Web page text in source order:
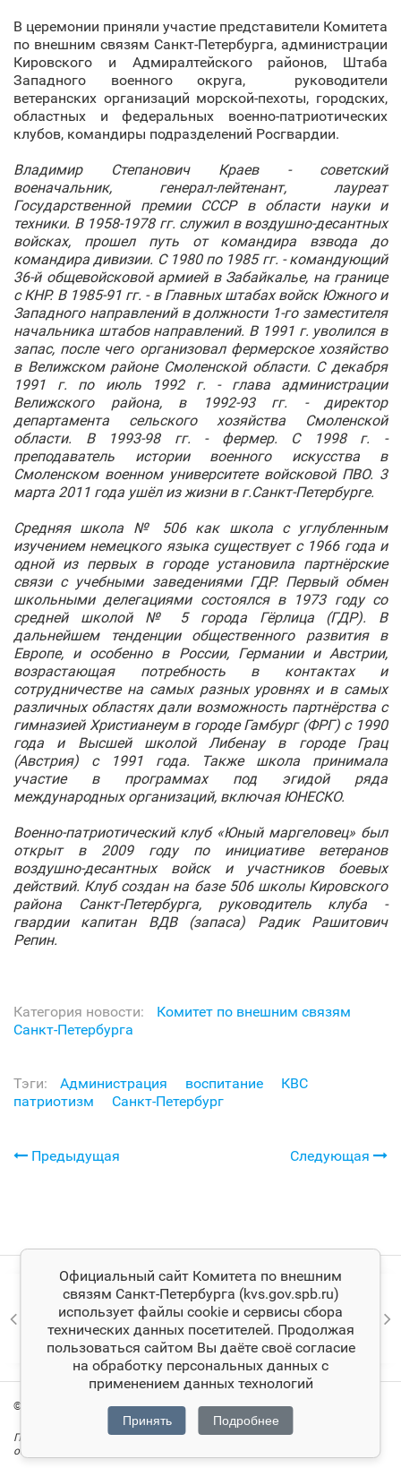
В церемонии приняли участие представители Комитета
по внешним связям Санкт‑Петербурга, администрации
Кировского и Адмиралтейского районов, Штаба
Западного военного округа, руководители
ветеранских организаций морской-пехоты, городских,
областных и федеральных военно-патриотических
клубов, командиры подразделений Росгвардии.
Владимир Степанович Краев - советский
военачальник, генерал-лейтенант, лауреат
Государственной премии СССР в области науки и
техники. В 1958-1978 гг. служил в воздушно-десантных
войсках, прошел путь от командира взвода до
командира дивизии. С 1980 по 1985 гг. - командующий
36-й общевойсковой армией в Забайкалье, на границе
с КНР. В 1985-91 гг. - в Главных штабах войск Южного и
Западного направлений в должности 1-го заместителя
начальника штабов направлений. В 1991 г. уволился в
запас, после чего организовал фермерское хозяйство
в Велижском районе Смоленской области. С декабря
1991 г. по июль 1992 г. - глава администрации
Велижского района, в 1992-93 гг. - директор
департамента сельского хозяйства Смоленской
области. В 1993-98 гг. - фермер. С 1998 г. -
преподаватель истории военного искусства в
Смоленском военном университете войсковой ПВО. 3
марта 2011 года ушёл из жизни в г.Санкт‑Петербурге.
Средняя школа № 506 как школа с углубленным
изучением немецкого языка существует с 1966 года и
одной из первых в городе установила партнёрские
связи с учебными заведениями ГДР. Первый обмен
школьными делегациями состоялся в 1973 году со
средней школой № 5 города Гёрлица (ГДР). В
дальнейшем тенденции общественного развития в
Европе, и особенно в России, Германии и Австрии,
возрастающая потребность в контактах и
сотрудничестве на самых разных уровнях и в самых
различных областях дали возможность партнёрства с
гимназией Христианеум в городе Гамбург (ФРГ) с 1990
года и Высшей школой Либенау в городе Грац
(Австрия) с 1991 года. Также школа принимала
участие в программах под эгидой ряда
международных организаций, включая ЮНЕСКО.
Военно-патриотический клуб «Юный маргеловец» был
открыт в 2009 году по инициативе ветеранов
воздушно-десантных войск и участников боевых
действий. Клуб создан на базе 506 школы Кировского
района Санкт‑Петербурга, руководитель клуба -
гвардии капитан ВДВ (запаса) Радик Рашитович
Репин.
Категория новости:
Комитет по внешним связям
Санкт‑Петербурга
Тэги: Администрация воспитание
КВС
патриотизм
Санкт‑Петербург
Предыдущая Следующая
© Комитет по внешним связям Санкт‑Петербурга
При цитировании материалов ссылка на официальный сайт Комитета
обязательна
Официальный сайт Комитета по внешним
связям Санкт‑Петербурга (kvs.gov.spb.ru)
использует файлы cookie и сервисы сбора
технических данных посетителей. Продолжая
пользоваться сайтом Вы даёте своё согласие
на обработку персональных данных с
применением данных технологий
Принять Подробнее